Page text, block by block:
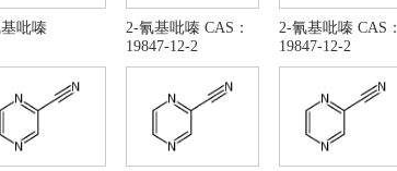
吡嗪
2-氰基吡嗪 CAS：
19847-12-2
2-氰基吡嗪 CAS：
19847-12-2